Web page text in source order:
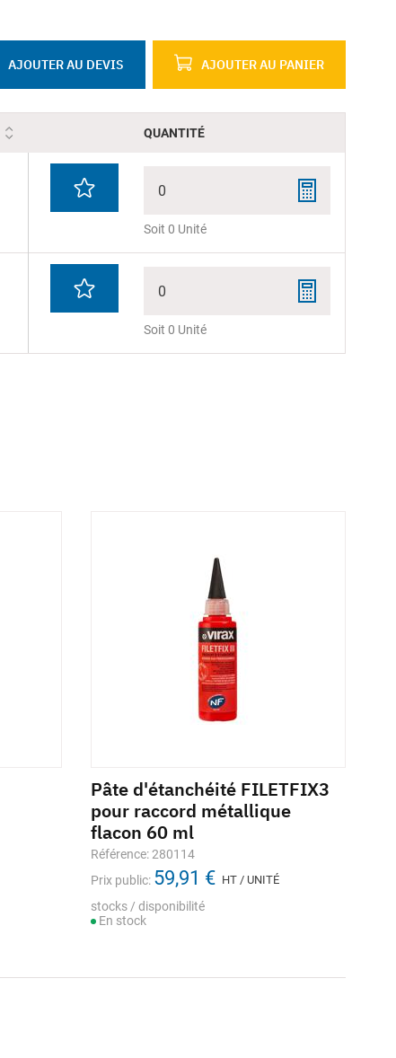
AJOUTER AU DEVIS AJOUTER AU PANIER
QUANTITÉ
0
Soit 0 Unité
0
Soit 0 Unité
Pâte d'étanchéité FILETFIX3
pour raccord métallique
flacon 60 ml
Référence: 280114
Prix public: 59,91 € HT / UNITÉ
stocks / disponibilité
En stock